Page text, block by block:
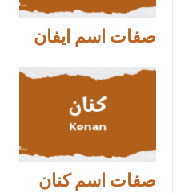
صفات اسم ايفان
صفات اسم كنان